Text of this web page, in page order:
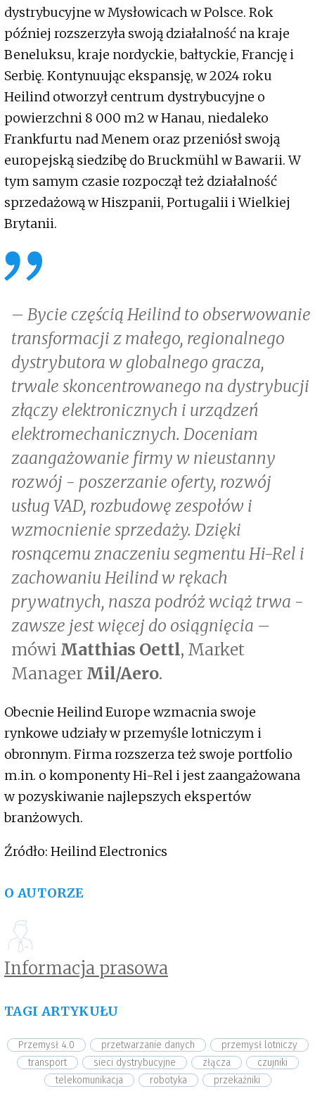
dystrybucyjne w Mysłowicach w Polsce. Rok
później rozszerzyła swoją działalność na kraje
Beneluksu, kraje nordyckie, bałtyckie, Francję i
Serbię. Kontynuując ekspansję, w 2024 roku
Heilind otworzył centrum dystrybucyjne o
powierzchni 8 000 m2 w Hanau, niedaleko
Frankfurtu nad Menem oraz przeniósł swoją
europejską siedzibę do Bruckmühl w Bawarii. W
tym samym czasie rozpoczął też działalność
sprzedażową w Hiszpanii, Portugalii i Wielkiej
Brytanii.
– Bycie częścią Heilind to obserwowanie
transformacji z małego, regionalnego
dystrybutora w globalnego gracza,
trwale skoncentrowanego na dystrybucji
złączy elektronicznych i urządzeń
elektromechanicznych. Doceniam
zaangażowanie firmy w nieustanny
rozwój - poszerzanie oferty, rozwój
usług VAD, rozbudowę zespołów i
wzmocnienie sprzedaży. Dzięki
rosnącemu znaczeniu segmentu Hi-Rel i
zachowaniu Heilind w rękach
prywatnych, nasza podróż wciąż trwa -
zawsze jest więcej do osiągnięcia –
mówi Matthias Oettl, Market
Manager Mil/Aero.
Obecnie Heilind Europe wzmacnia swoje
rynkowe udziały w przemyśle lotniczym i
obronnym. Firma rozszerza też swoje portfolio
m.in. o komponenty Hi-Rel i jest zaangażowana
w pozyskiwanie najlepszych ekspertów
branżowych.
Źródło: Heilind Electronics
O AUTORZE
Informacja prasowa
TAGI ARTYKUŁU
Przemysł 4.0 przetwarzanie danych
przemysł lotniczy
transport
sieci dystrybucyjne złącza
czujniki
telekomunikacja
robotyka przekaźniki